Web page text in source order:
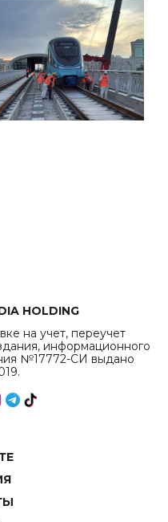
HOLDING
на учет, переучет
информационного
№17772-СИ выдано